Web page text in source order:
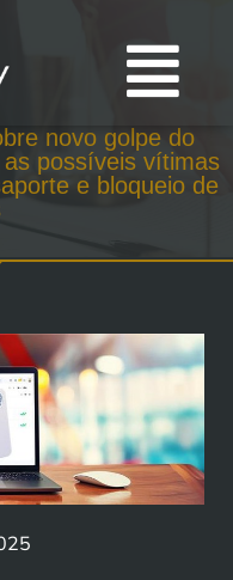
novo golpe do
possíveis vítimas
e bloqueio de